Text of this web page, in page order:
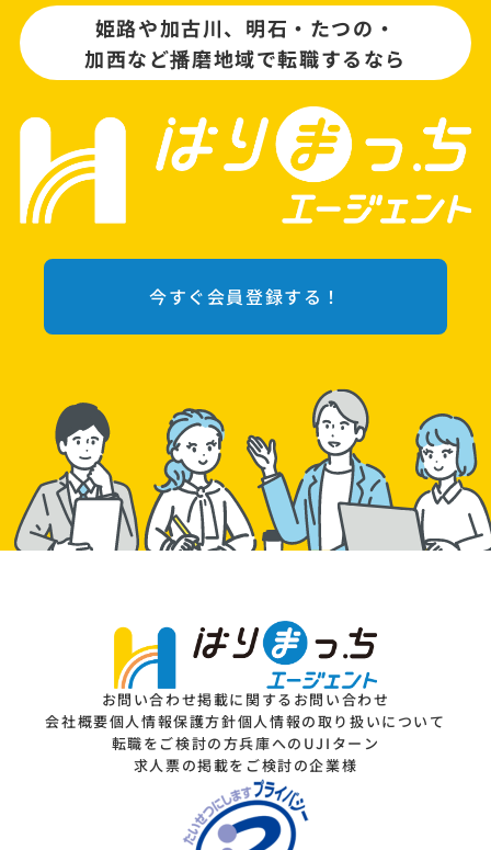
姫路や加古川、明石・たつの・
加西など播磨地域で転職するなら
今すぐ会員登録する！
お問い合わせ掲載に関するお問い合わせ
会社概要個人情報保護方針個人情報の取り扱いについて
転職をご検討の方兵庫へのUJIターン
求人票の掲載をご検討の企業様